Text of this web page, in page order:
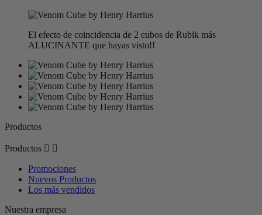
El efecto de coincidencia de 2 cubos de Rubik más
ALUCINANTE que hayas visto!!
Productos
Productos  
Promociones
Nuevos Productos
Los más vendidos
Nuestra empresa